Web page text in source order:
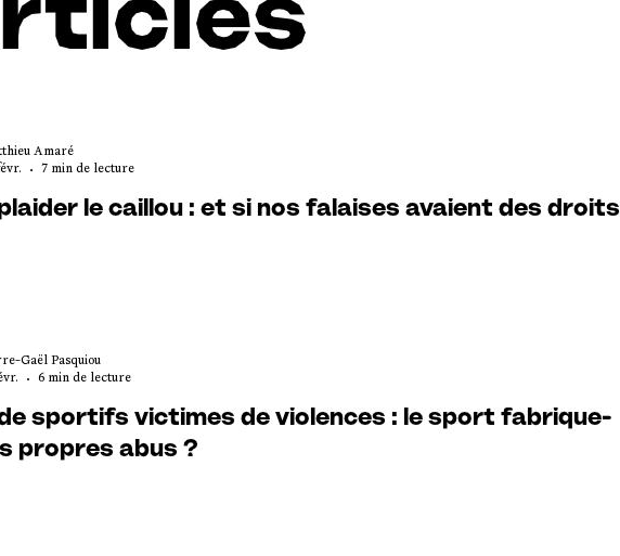
le caillou : et si nos falaises avaient des droits
Amaré
7 min de lecture
sportifs victimes de violences : le sport fabrique-
propres abus ?
Gaël Pasquiou
6 min de lecture